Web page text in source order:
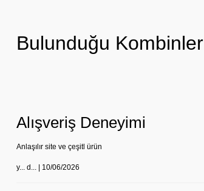
Bulunduğu Kombinler
Alışveriş Deneyimi
Anlaşılır site ve çeşitl ürün
y... d... | 10/06/2026